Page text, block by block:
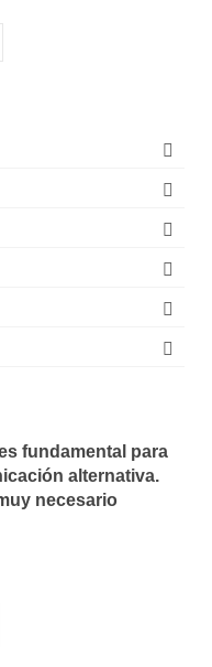
fundamental para
alternativa.
necesario